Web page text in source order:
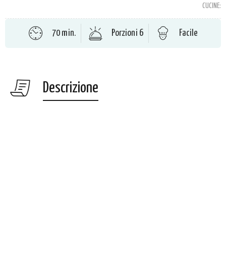
CUCINE:
70 min. Porzioni 6 Facile
Descrizione